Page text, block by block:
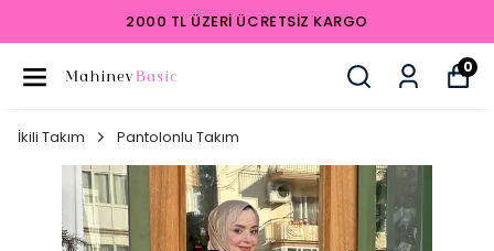
2000 TL ÜZERI ÜCRETSIZ KARGO
0
İkili Takım Pantolonlu Takım